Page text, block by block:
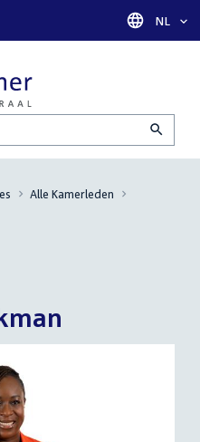
Taal
NL
Alle Kamerleden